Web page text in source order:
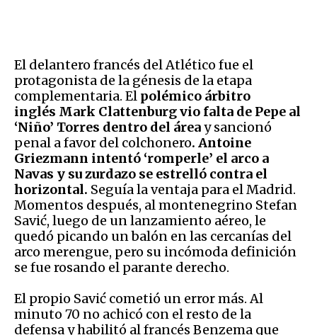
El delantero francés del Atlético fue el
protagonista de la génesis de la etapa
complementaria. El polémico árbitro
inglés Mark Clattenburg vio falta de Pepe al
‘Niño’ Torres dentro del áreay sancionó
penal a favor del colchonero. Antoine
Griezmann intentó ‘romperle’ el arco a
Navas y su zurdazo se estrelló contra el
horizontal. Seguía la ventaja para el Madrid.
Momentos después, al montenegrino Stefan
Savić, luego de un lanzamiento aéreo, le
quedó picando un balón en las cercanías del
arco merengue, pero su incómoda definición
se fue rosando el parante derecho.
El propio Savić cometió un error más. Al
minuto 70 no achicó con el resto de la
defensa y habilitó al francés Benzema que